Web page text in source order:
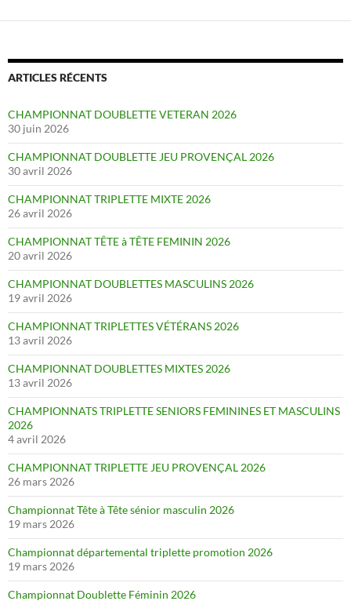
ARTICLES RÉCENTS
CHAMPIONNAT DOUBLETTE VETERAN 2026
30 juin 2026
CHAMPIONNAT DOUBLETTE JEU PROVENÇAL 2026
30 avril 2026
CHAMPIONNAT TRIPLETTE MIXTE 2026
26 avril 2026
CHAMPIONNAT TÊTE à TÊTE FEMININ 2026
20 avril 2026
CHAMPIONNAT DOUBLETTES MASCULINS 2026
19 avril 2026
CHAMPIONNAT TRIPLETTES VÉTÉRANS 2026
13 avril 2026
CHAMPIONNAT DOUBLETTES MIXTES 2026
13 avril 2026
CHAMPIONNATS TRIPLETTE SENIORS FEMININES ET MASCULINS
2026
4 avril 2026
CHAMPIONNAT TRIPLETTE JEU PROVENÇAL 2026
26 mars 2026
Championnat Tête à Tête sénior masculin 2026
19 mars 2026
Championnat départemental triplette promotion 2026
19 mars 2026
Championnat Doublette Féminin 2026